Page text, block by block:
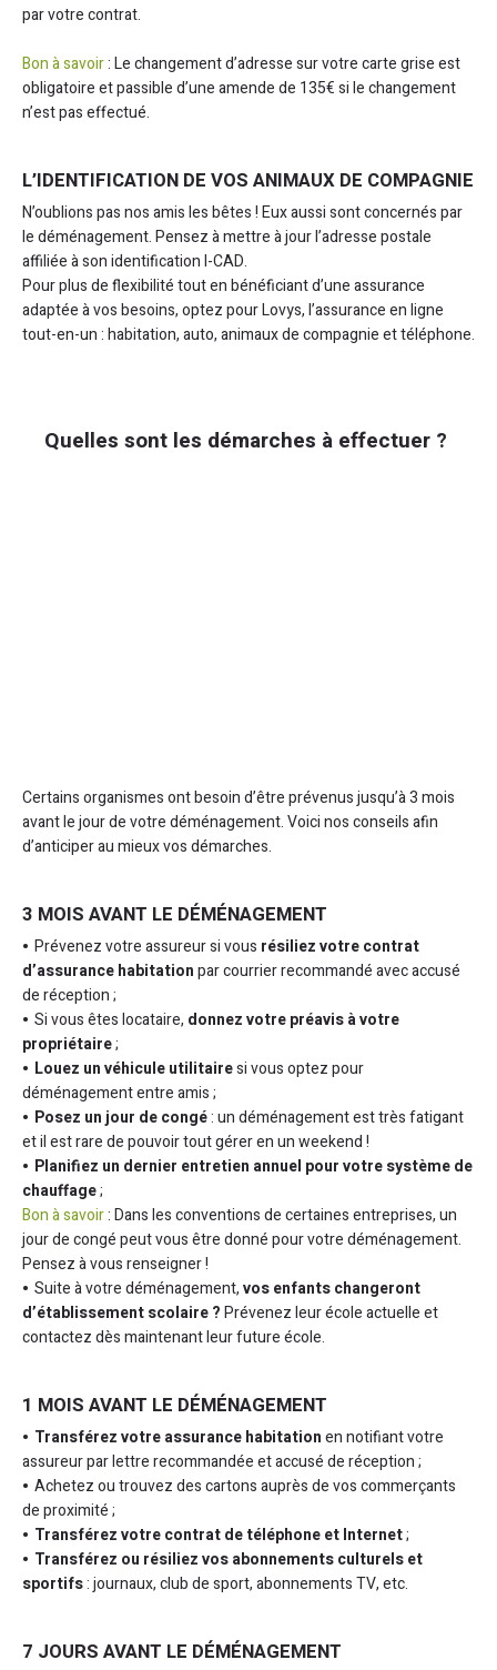
par votre contrat.
Bon à savoir: Le changement d’adresse sur votre carte grise est
obligatoire et passible d’une amende de 135€ si le changement
n’est pas effectué.
L’IDENTIFICATION DE VOS ANIMAUX DE COMPAGNIE
N’oublions pas nos amis les bêtes ! Eux aussi sont concernés par
le déménagement. Pensez à mettre à jour l’adresse postale
affiliée à son identification I-CAD.
Pour plus de flexibilité tout en bénéficiant d’une assurance
adaptée à vos besoins, optez pour Lovys, l’assurance en ligne
tout-en-un : habitation, auto, animaux de compagnie et téléphone.
Quelles sont les démarches à effectuer ?
Certains organismes ont besoin d’être prévenus jusqu’à 3 mois
avant le jour de votre déménagement. Voici nos conseils afin
d’anticiper au mieux vos démarches.
3 MOIS AVANT LE DÉMÉNAGEMENT
Prévenez votre assureur si vous résiliez votre contrat
d’assurance habitationpar courrier recommandé avec accusé
de réception ;
Si vous êtes locataire, donnez votre préavis à votre
propriétaire;
Louez un véhicule utilitairesi vous optez pour
déménagement entre amis ;
Posez un jour de congé: un déménagement est très fatigant
et il est rare de pouvoir tout gérer en un weekend !
Planifiez un dernier entretien annuel pour votre système de
chauffage;
Bon à savoir: Dans les conventions de certaines entreprises, un
jour de congé peut vous être donné pour votre déménagement.
Pensez à vous renseigner !
Suite à votre déménagement,vos enfants changeront
d’établissement scolaire ?Prévenez leur école actuelle et
contactez dès maintenant leur future école.
1 MOIS AVANT LE DÉMÉNAGEMENT
Transférez votre assurance habitationen notifiant votre
assureur par lettre recommandée et accusé de réception ;
Achetez ou trouvez des cartons auprès de vos commerçants
de proximité ;
Transférez votre contrat de téléphone et Internet;
Transférez ou résiliez vos abonnements culturels et
sportifs: journaux, club de sport, abonnements TV, etc.
7 JOURS AVANT LE DÉMÉNAGEMENT